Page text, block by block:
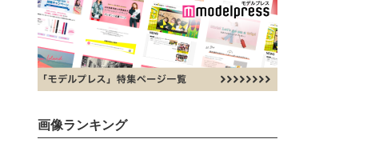
画像ランキング